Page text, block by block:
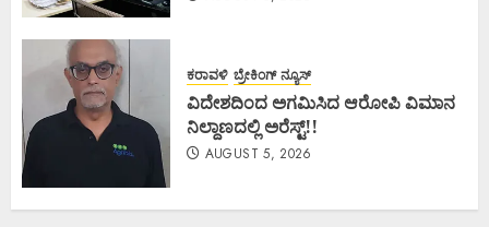
ಕರಾವಳಿ ಬ್ರೇಕಿಂಗ್ ನ್ಯೂಸ್
ವಿದೇಶದಿಂದ ಅಗಮಿಸಿದ ಆರೋಪಿ ವಿಮಾನ
ನಿಲ್ದಾಣದಲ್ಲಿ ಅರೆಸ್ಟ್‌!!
AUGUST 5, 2026